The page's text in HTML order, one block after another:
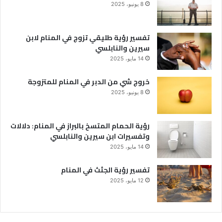
8 يونيو، 2025
تفسير رؤية طليقي تزوج في المنام لابن
سيرين والنابلسي
14 مايو، 2025
خروج شي من الدبر في المنام للمتزوجة
8 يونيو، 2025
رؤية الحمام المتسخ بالبراز في المنام: دلالات
وتفسيرات ابن سيرين والنابلسي
14 مايو، 2025
تفسير رؤية الجثث في المنام
12 مايو، 2025